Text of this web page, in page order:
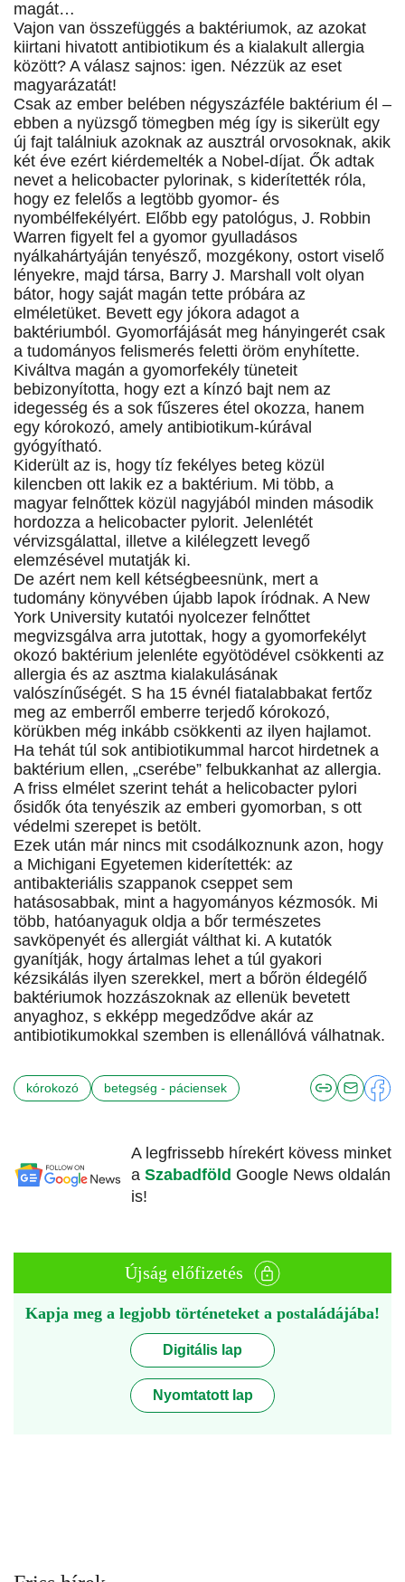
magát…
Vajon van összefüggés a baktériumok, az azokat
kiirtani hivatott antibiotikum és a kialakult allergia
között? A válasz sajnos: igen. Nézzük az eset
magyarázatát!
Csak az ember belében négyszázféle baktérium él –
ebben a nyüzsgő tömegben még így is sikerült egy
új fajt találniuk azoknak az ausztrál orvosoknak, akik
két éve ezért kiérdemelték a Nobel-díjat. Ők adtak
nevet a helicobacter pylorinak, s kiderítették róla,
hogy ez felelős a legtöbb gyomor- és
nyombélfekélyért. Előbb egy patológus, J. Robbin
Warren figyelt fel a gyomor gyulladásos
nyálkahártyáján tenyésző, mozgékony, ostort viselő
lényekre, majd társa, Barry J. Marshall volt olyan
bátor, hogy saját magán tette próbára az
elméletüket. Bevett egy jókora adagot a
baktériumból. Gyomorfájását meg hányingerét csak
a tudományos felismerés feletti öröm enyhítette.
Kiváltva magán a gyomorfekély tüneteit
bebizonyította, hogy ezt a kínzó bajt nem az
idegesség és a sok fűszeres étel okozza, hanem
egy kórokozó, amely antibiotikum-kúrával
gyógyítható.
Kiderült az is, hogy tíz fekélyes beteg közül
kilencben ott lakik ez a baktérium. Mi több, a
magyar felnőttek közül nagyjából minden második
hordozza a helicobacter pylorit. Jelenlétét
vérvizsgálattal, illetve a kilélegzett levegő
elemzésével mutatják ki.
De azért nem kell kétségbeesnünk, mert a
tudomány könyvében újabb lapok íródnak. A New
York University kutatói nyolcezer felnőttet
megvizsgálva arra jutottak, hogy a gyomorfekélyt
okozó baktérium jelenléte egyötödével csökkenti az
allergia és az asztma kialakulásának
valószínűségét. S ha 15 évnél fiatalabbakat fertőz
meg az emberről emberre terjedő kórokozó,
körükben még inkább csökkenti az ilyen hajlamot.
Ha tehát túl sok antibiotikummal harcot hirdetnek a
baktérium ellen, „cserébe” felbukkanhat az allergia.
A friss elmélet szerint tehát a helicobacter pylori
ősidők óta tenyészik az emberi gyomorban, s ott
védelmi szerepet is betölt.
Ezek után már nincs mit csodálkoznunk azon, hogy
a Michigani Egyetemen kiderítették: az
antibakteriális szappanok cseppet sem
hatásosabbak, mint a hagyományos kézmosók. Mi
több, hatóanyaguk oldja a bőr természetes
savköpenyét és allergiát válthat ki. A kutatók
gyanítják, hogy ártalmas lehet a túl gyakori
kézsikálás ilyen szerekkel, mert a bőrön éldegélő
baktériumok hozzászoknak az ellenük bevetett
anyaghoz, s ekképp megedződve akár az
antibiotikumokkal szemben is ellenállóvá válhatnak.
kórokozó betegség - páciensek
A legfrissebb hírekért kövess minket
a Szabadföld Google News oldalán
is!
Újság előfizetés
Kapja meg a legjobb történeteket a postaládájába!
Digitális lap
Nyomtatott lap